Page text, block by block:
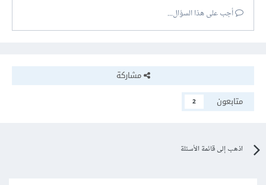
أجب على هذا السؤال...
مشاركة
متابعون
2
اذهب إلى قائمة الأسئلة